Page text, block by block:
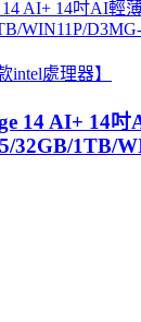
intel處理器】
14 AI+ 14
32GB/1TB/